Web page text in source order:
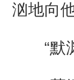
汹地向
“默渊